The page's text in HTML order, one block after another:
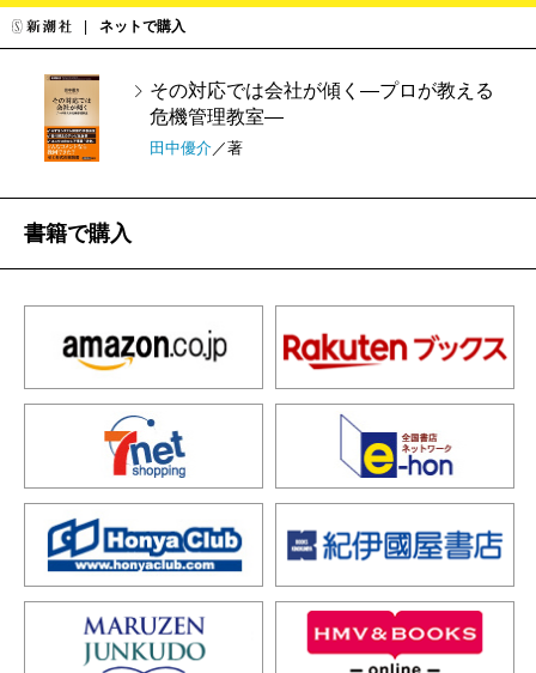
ネットで購入
その対応では会社が傾く―プロが教える
危機管理教室―
田中優介 ／著
書籍で購入